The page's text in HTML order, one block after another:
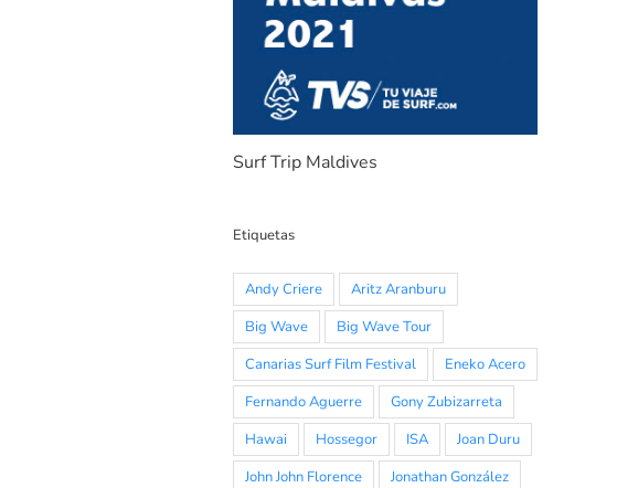
Surf Trip Maldives
Etiquetas
Andy Criere
Aritz Aranburu
Big Wave
Big Wave Tour
Canarias Surf Film Festival
Eneko Acero
Fernando Aguerre
Gony Zubizarreta
Hawai
Hossegor ISA
Joan Duru
John John Florence
Jonathan González